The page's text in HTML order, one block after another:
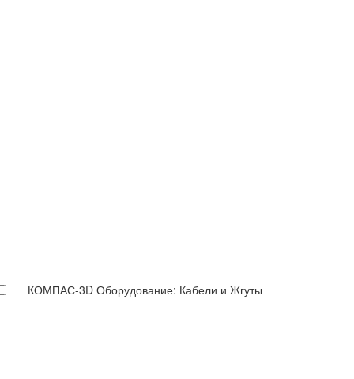
КОМПАС-3D Оборудование: Кабели и Жгуты